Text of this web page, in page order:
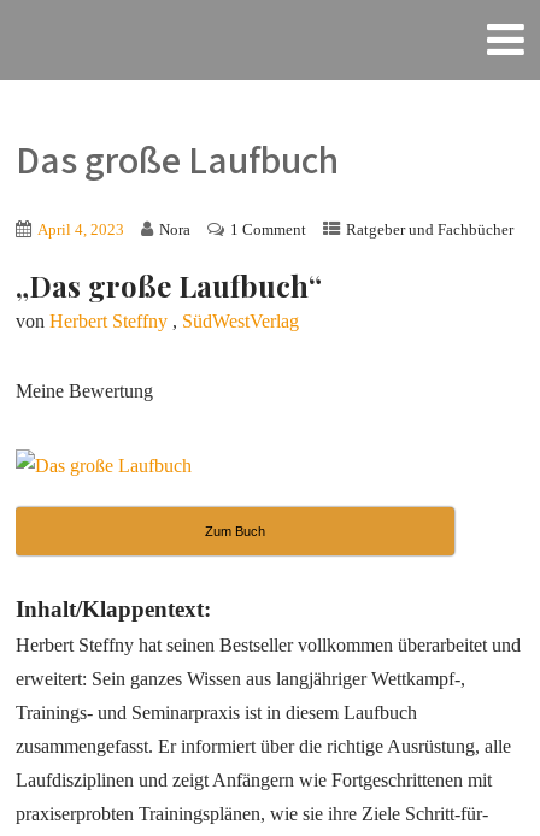
Das große Laufbuch
April 4, 2023 Nora 1 Comment Ratgeber und Fachbücher
„Das große Laufbuch“
vonHerbert Steffny , SüdWestVerlag
Meine Bewertung
Zum Buch
Inhalt/Klappentext:
Herbert Steffny hat seinen Bestseller vollkommen überarbeitet und
erweitert: Sein ganzes Wissen aus langjähriger Wettkampf-,
Trainings- und Seminarpraxis ist in diesem Laufbuch
zusammengefasst. Er informiert über die richtige Ausrüstung, alle
Laufdisziplinen und zeigt Anfängern wie Fortgeschrittenen mit
praxiserprobten Trainingsplänen, wie sie ihre Ziele Schritt-für-